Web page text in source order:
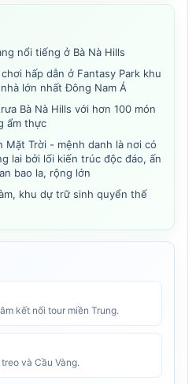
nổi tiếng ở Bà Nà Hills
hấp dẫn ở Fantasy Park khu
lớn nhất Đông Nam Á
Bà Nà Hills với hơn 100 món
ẩm thực
Mặt Trời - mệnh danh là nơi có
lai bởi lối kiến trúc độc đáo, ấn
bao la, rộng lớn
khu dự trữ sinh quyển thế
kết nối tour miền Trung.
và Cầu Vàng.